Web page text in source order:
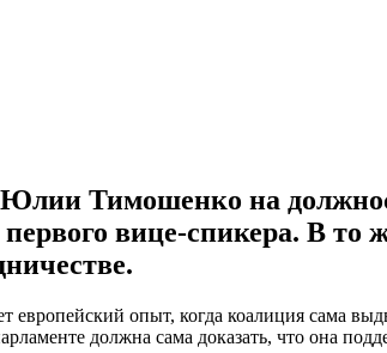
Тимошенко на
вице-спикера. В то
опыт, когда коалиция сама
должна сама доказать, что она